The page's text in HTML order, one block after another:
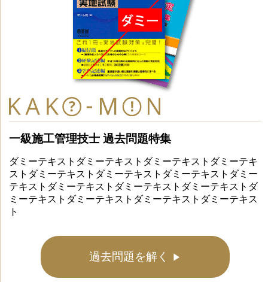
一級施工管理技士 過去問題特集
ダミーテキストダミーテキストダミーテキストダミーテキ
ストダミーテキストダミーテキストダミーテキストダミー
テキストダミーテキストダミーテキストダミーテキストダ
ミーテキストダミーテキストダミーテキストダミーテキス
ト
過去問題を解く